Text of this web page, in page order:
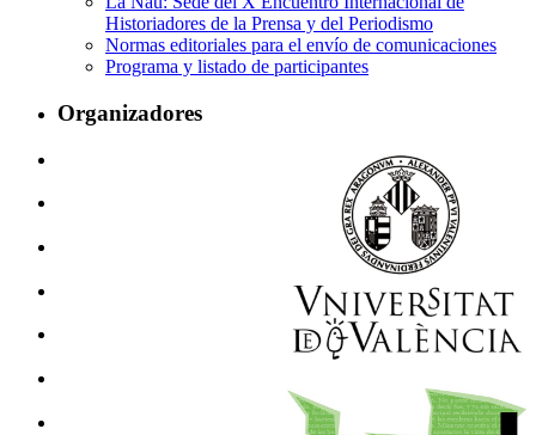
Historiadores de la Prensa y del Periodismo
Normas editoriales para el envío de comunicaciones
Programa y listado de participantes
Organizadores